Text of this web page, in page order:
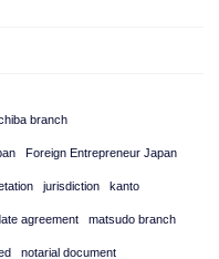
branch
Foreign Entrepreneur Japan
jurisdiction kanto
agreement matsudo branch
notarial document